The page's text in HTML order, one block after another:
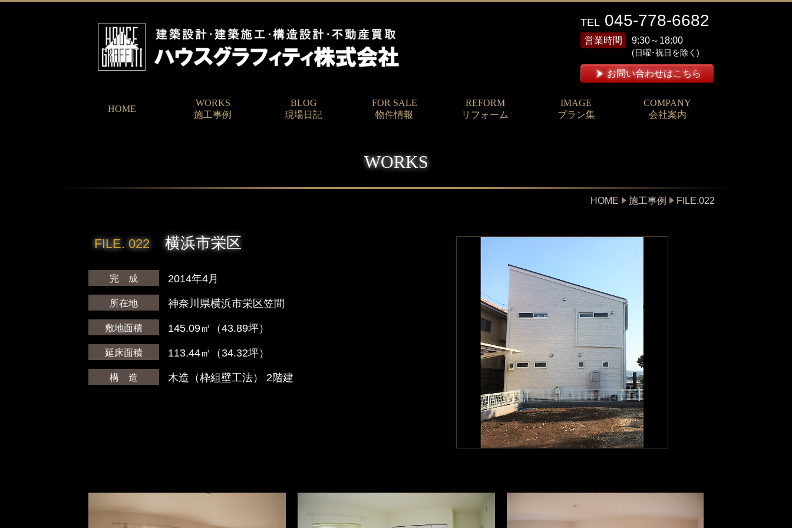
TEL 045-778-6682
営業時間 9:30～18:00
(日曜･祝日を除く)
お問い合わせはこちら
HOME
WORKS
施工事例
BLOG
現場日記
FOR SALE
物件情報
REFORM
リフォーム
IMAGE
プラン集
COMPANY
会社案内
WORKS
HOME 施工事例 FILE.022
FILE. 022 横浜市栄区
完 成 2014年4月
所在地 神奈川県横浜市栄区笠間
敷地面積 145.09㎡（43.89坪）
延床面積 113.44㎡（34.32坪）
構 造 木造（枠組壁工法） 2階建